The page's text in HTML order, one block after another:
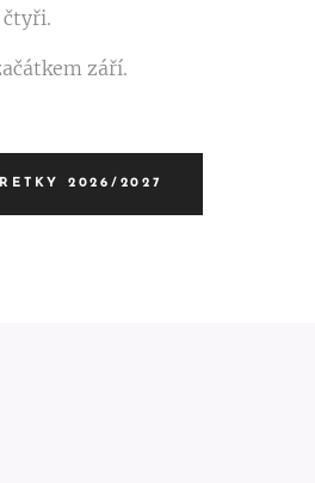
září.
2026/2027